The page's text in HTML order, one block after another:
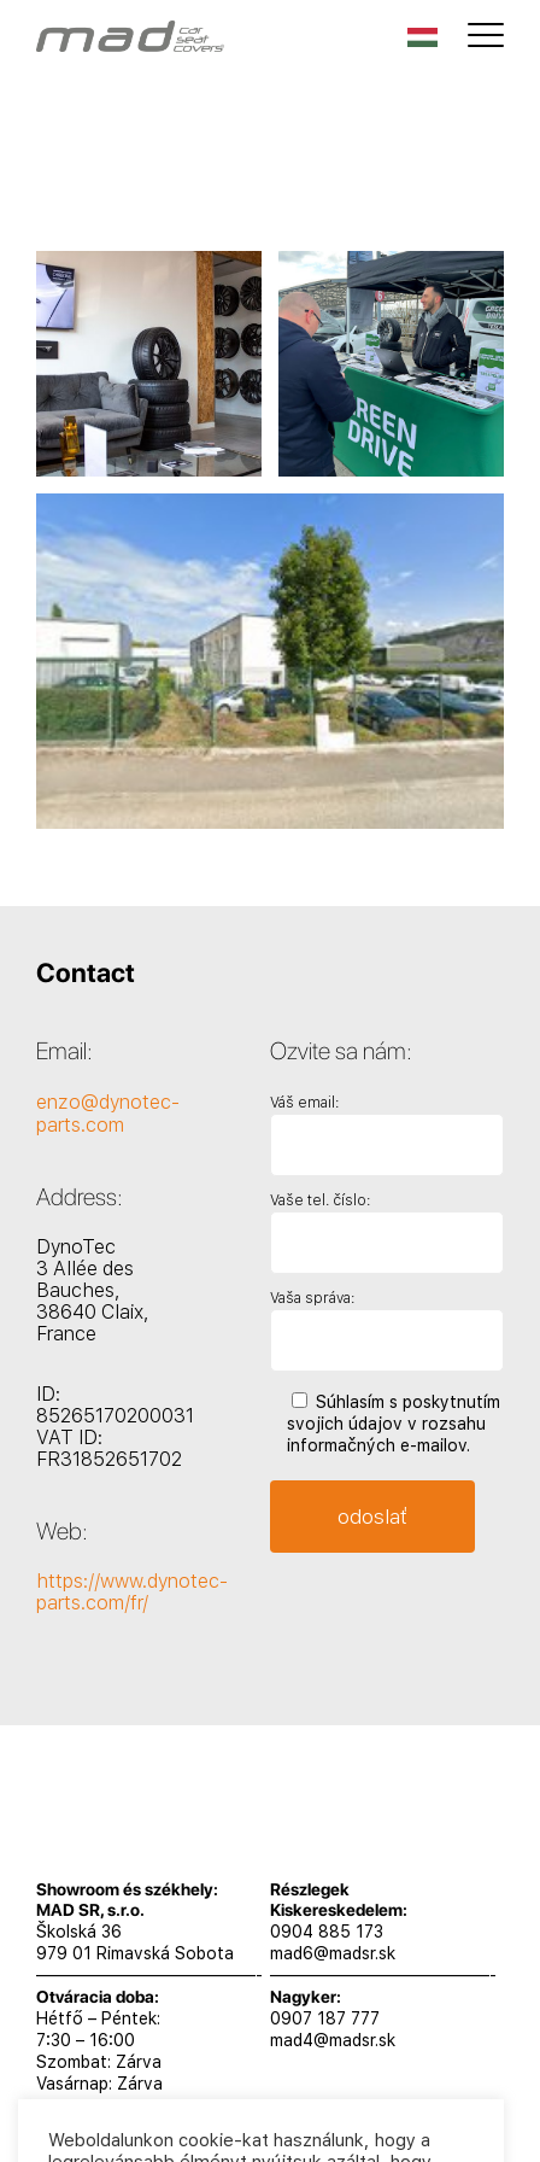
Contact
Email:
enzo@dynotec-
parts.com
Address:
DynoTec
3 Allée des
Bauches,
38640 Claix,
France
ID:
85265170200031
VAT ID:
FR31852651702
Web:
https://www.dynotec-
parts.com/fr/
Ozvite sa nám:
Váš email:
Vaše tel. číslo:
Vaša správa:
Súhlasím s poskytnutím
svojich údajov v rozsahu
informačných e-mailov.
Showroom és székhely:
MAD SR, s.r.o.
Školská 36
979 01 Rimavská Sobota
—————————————-
Otváracia doba:
Hétfő – Péntek:
7:30 – 16:00
Szombat: Zárva
Vasárnap: Zárva
Részlegek
Kiskereskedelem:
0904 885 173
mad6@madsr.sk
—————————————-
Nagyker:
0907 187 777
mad4@madsr.sk
Weboldalunkon cookie-kat használunk, hogy a